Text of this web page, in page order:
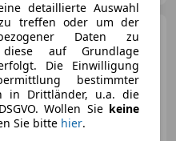
Audi A4
Avant 40 TDI S
tronic*Sport*NAVI*TOP Zustand!
€ 29 990 1
detaillierte Auswahl
treffen oder um der
Daten zu
auf Grundlage
Die Einwilligung
bestimmter
in Drittländer, u.a. die
Wollen Sie keine
Sie bitte hier.